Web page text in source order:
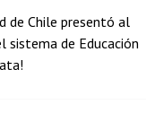
de Chile presentó al
sistema de Educación